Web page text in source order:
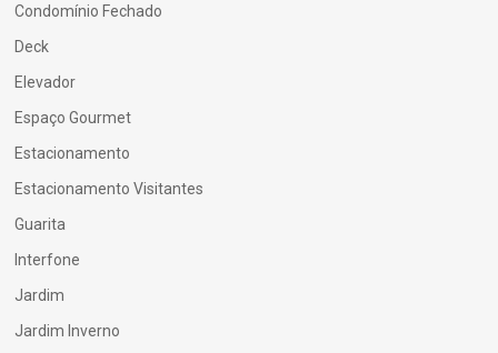
Condomínio Fechado
Deck
Elevador
Espaço Gourmet
Estacionamento
Estacionamento Visitantes
Guarita
Interfone
Jardim
Jardim Inverno